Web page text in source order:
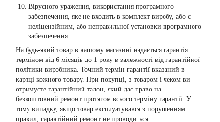
Вірусного ураження, використання програмного
забезпечення, яке не входить в комплект виробу, або є
неліцензійним, або неправильної установки програмного
забезпечення
На будь-який товар в нашому магазині надається гарантія
терміном від 6 місяців до 1 року в залежності від гарантійної
політики виробника. Точний термін гарантії вказаний в
картці кожного товару. При покупці, з товаром і чеком ви
отримуєте гарантійний талон, який дає право на
безкоштовний ремонт протягом всього терміну гарантії. У
тому випадку, якщо товар експлуатувався з порушенням
правил, гарантійний ремонт не проводиться.